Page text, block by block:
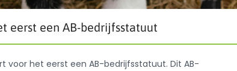
eerst een AB-bedrijfsstatuut
voor het eerst een AB-bedrijfsstatuut. Dit AB-